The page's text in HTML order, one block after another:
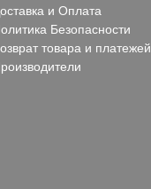
и Оплата
Безопасности
товара и платежей